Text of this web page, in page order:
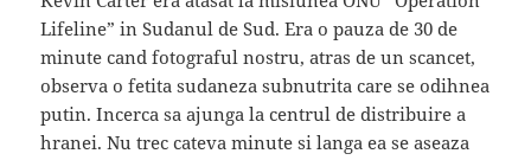
Lifeline” in Sudanul de Sud. Era o pauza de 30 de
minute cand fotograful nostru, atras de un scancet,
observa o fetita sudaneza subnutrita care se odihnea
putin. Incerca sa ajunga la centrul de distribuire a
hranei. Nu trec cateva minute si langa ea se aseaza